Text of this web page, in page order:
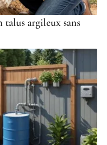
argileux sans